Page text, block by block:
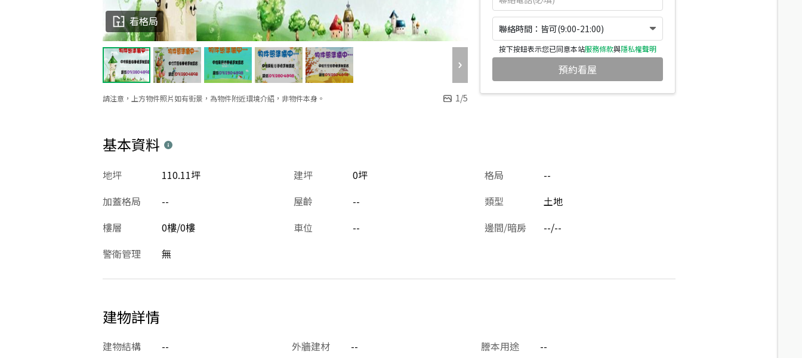
請注意，上方物件照片如有街景，為物件附近環境介紹，非物件本身。 1/5
看格局
聯絡時間：皆可(9:00-21:00)
按下按鈕表示您已同意本站服務條款與隱私權聲明
預約看屋
基本資料
建坪 0坪
地坪 110.11坪 格局
--
加蓋格局
-- 屋齡 -- 類型
土地
樓層
0樓/0樓 車位 -- 邊間/暗房
--/--
警衛管理
無
建物詳情
建物結構 -- 外牆建材 -- 謄本用途
--